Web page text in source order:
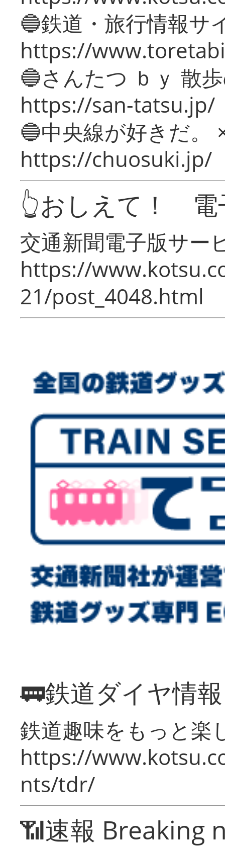
🔵鉄道・旅行情報サ
https://
🔵さんたつ ｂｙ 散
https://san-tatsu.jp/
🔵中央線が好きだ。
https://chuosuki.jp/
👆おしえて！ 電
交通新聞電子版サー
https://
21/post_4048.html
🚃鉄道ダイヤ情
鉄道趣味をもっと楽
https://
nts/tdr/
📶速報 Breaking